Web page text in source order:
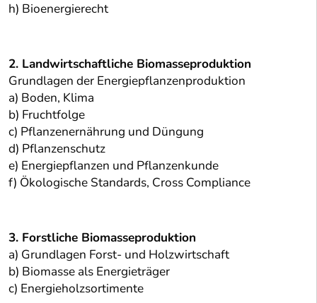
h) Bioenergierecht
2. Landwirtschaftliche Biomasseproduktion
Grundlagen der Energiepflanzenproduktion
a) Boden, Klima
b) Fruchtfolge
c) Pflanzenernährung und Düngung
d) Pflanzenschutz
e) Energiepflanzen und Pflanzenkunde
f) Ökologische Standards, Cross Compliance
3. Forstliche Biomasseproduktion
a) Grundlagen Forst- und Holzwirtschaft
b) Biomasse als Energieträger
c) Energieholzsortimente